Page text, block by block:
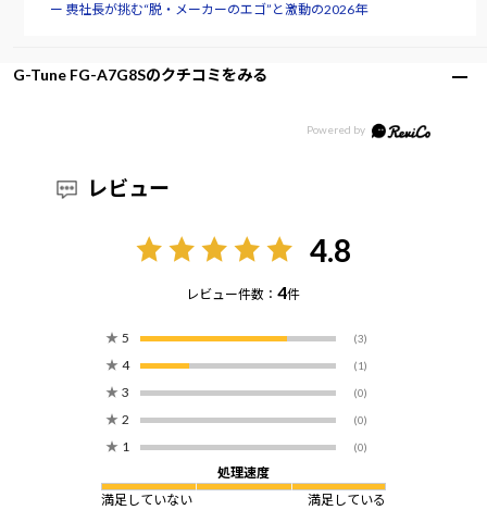
ー 軣社長が挑む“脱・メーカーのエゴ”と激動の2026年
G-Tune FG-A7G8Sのクチコミをみる
レビュー
4.8
レビュー件数：4件
★ 5 (3)
★ 4 (1)
★ 3 (0)
★ 2 (0)
★ 1 (0)
処理速度
満足していない
満足している